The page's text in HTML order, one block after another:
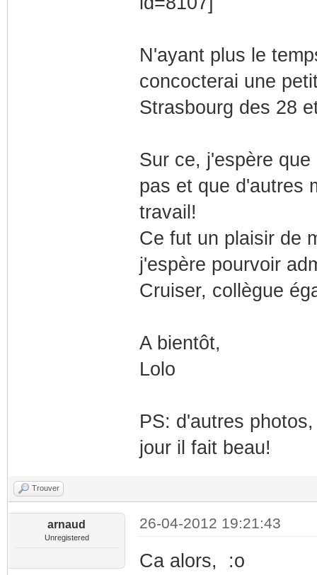
N'ayant plus le
concocterai une
Strasbourg des 28
Sur ce, j'espère
pas et que d'autres
travail!
Ce fut un plaisir de
j'espère pourvoir
Cruiser, collègue
A bientôt,
Lolo
PS: d'autres
jour il fait beau!
Trouver
arnaud
Unregistered
26-04-2012 19:21:43
Ca alors, :o